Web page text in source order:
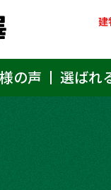
建
の声 選ばれ